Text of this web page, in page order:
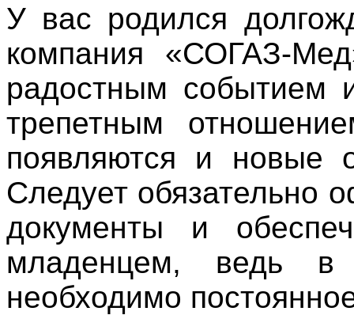
У вас родился
компания «СОГАЗ-
радостным событием
трепетным
появляются и новые
Следует обязательно
документы и
младенцем, ведь
необходимо